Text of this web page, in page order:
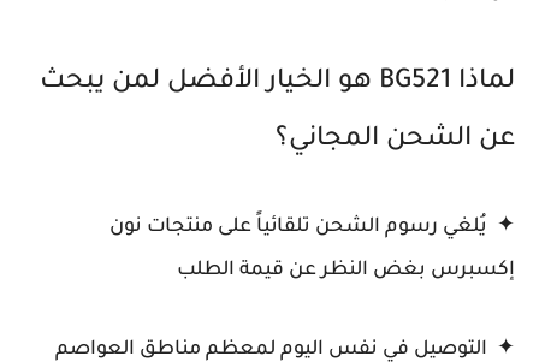
لماذا BG521 هو الخيار الأفضل لمن يبحث
عن الشحن المجاني؟
✦ يُلغي رسوم الشحن تلقائياً على منتجات نون
إكسبرس بغض النظر عن قيمة الطلب
✦ التوصيل في نفس اليوم لمعظم مناطق العواصم